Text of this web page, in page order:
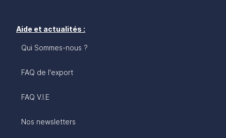
Aide et actualités :
Qui Sommes-nous ?
FAQ de l'export
FAQ V.I.E
Nos newsletters